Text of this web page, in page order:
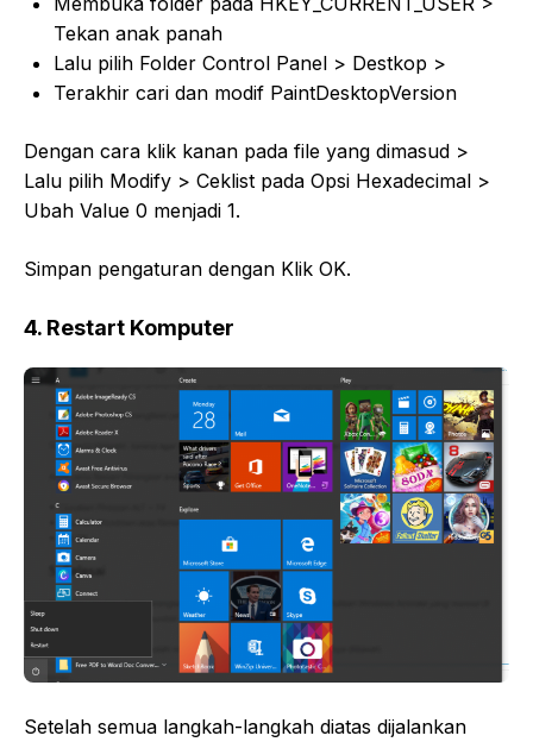
Tekan anak panah
Lalu pilih Folder Control Panel > Destkop >
Terakhir cari dan modif PaintDesktopVersion
Dengan cara klik kanan pada file yang dimasud >
Lalu pilih Modify > Ceklist pada Opsi Hexadecimal >
Ubah Value 0 menjadi 1.
Simpan pengaturan dengan Klik OK.
4. Restart Komputer
Setelah semua langkah-langkah diatas dijalankan